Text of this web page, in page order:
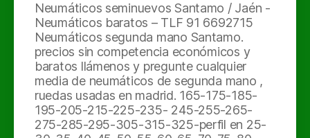
Neumáticos seminuevos Santamo / Jaén -
Neumáticos baratos – TLF 91 6692715
Neumáticos segunda mano Santamo.
precios sin competencia económicos y
baratos llámenos y pregunte cualquier
media de neumáticos de segunda mano ,
ruedas usadas en madrid. 165-175-185-
195-205-215-225-235- 245-255-265-
275-285-295-305-315-325-perfil en 25-